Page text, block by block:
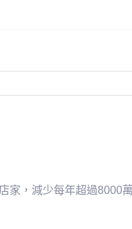
家，減少每年超過8000